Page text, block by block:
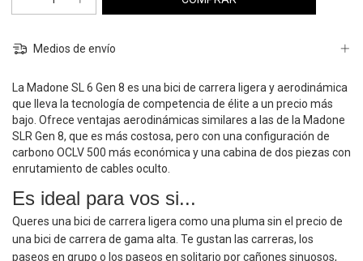
Medios de envío
La Madone SL 6 Gen 8 es una bici de carrera ligera y aerodinámica
que lleva la tecnología de competencia de élite a un precio más
bajo. Ofrece ventajas aerodinámicas similares a las de la Madone
SLR Gen 8, que es más costosa, pero con una configuración de
carbono OCLV 500 más económica y una cabina de dos piezas con
enrutamiento de cables oculto.
Es ideal para vos si...
Queres una bici de carrera ligera como una pluma sin el precio de
una bici de carrera de gama alta. Te gustan las carreras, los
paseos en grupo o los paseos en solitario por cañones sinuosos,